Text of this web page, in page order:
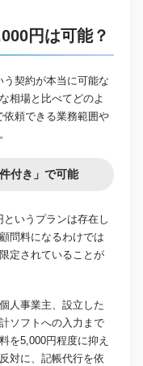
円は可能？
契約が本当に可能な
相場と比べてどのよ
依頼できる業務範囲や
付き」で可能
いうプランは存在し
問料になるわけでは
定されていることが
人事業主、設立した
ソフトへの入力まで
を5,000円程度に抑え
対に、記帳代行を依